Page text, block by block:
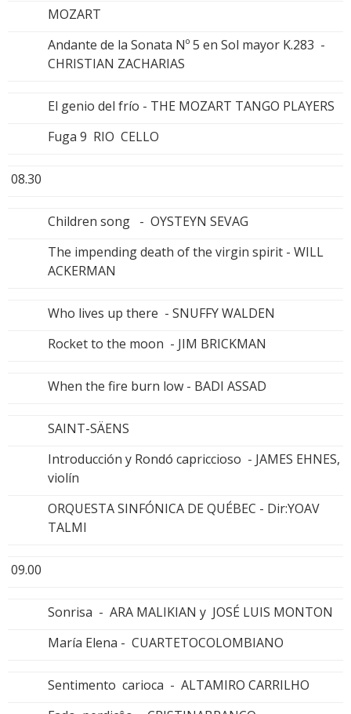
MOZART
Andante de la Sonata Nº 5 en Sol mayor K.283 -
CHRISTIAN ZACHARIAS
El genio del frío - THE MOZART TANGO PLAYERS
Fuga 9 RIO CELLO
08.30
Children song - OYSTEYN SEVAG
The impending death of the virgin spirit - WILL
ACKERMAN
Who lives up there - SNUFFY WALDEN
Rocket to the moon - JIM BRICKMAN
When the fire burn low - BADI ASSAD
SAINT-SÄENS
Introducción y Rondó capriccioso - JAMES EHNES,
violín
ORQUESTA SINFÓNICA DE QUÉBEC - Dir:YOAV
TALMI
09.00
Sonrisa - ARA MALIKIAN y JOSÉ LUIS MONTON
María Elena - CUARTETOCOLOMBIANO
Sentimento carioca - ALTAMIRO CARRILHO